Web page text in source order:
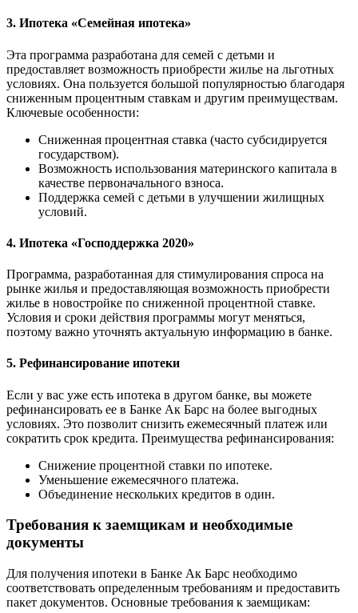
3. Ипотека «Семейная ипотека»
Эта программа разработана для семей с детьми и
предоставляет возможность приобрести жилье на льготных
условиях. Она пользуется большой популярностью благодаря
сниженным процентным ставкам и другим преимуществам.
Ключевые особенности:
Сниженная процентная ставка (часто субсидируется
государством).
Возможность использования материнского капитала в
качестве первоначального взноса.
Поддержка семей с детьми в улучшении жилищных
условий.
4. Ипотека «Господдержка 2020»
Программа, разработанная для стимулирования спроса на
рынке жилья и предоставляющая возможность приобрести
жилье в новостройке по сниженной процентной ставке.
Условия и сроки действия программы могут меняться,
поэтому важно уточнять актуальную информацию в банке.
5. Рефинансирование ипотеки
Если у вас уже есть ипотека в другом банке, вы можете
рефинансировать ее в Банке Ак Барс на более выгодных
условиях. Это позволит снизить ежемесячный платеж или
сократить срок кредита. Преимущества рефинансирования:
Снижение процентной ставки по ипотеке.
Уменьшение ежемесячного платежа.
Объединение нескольких кредитов в один.
Требования к заемщикам и необходимые
документы
Для получения ипотеки в Банке Ак Барс необходимо
соответствовать определенным требованиям и предоставить
пакет документов. Основные требования к заемщикам: